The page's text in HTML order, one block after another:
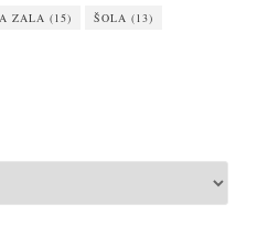
ZALA (15) ŠOLA (13)